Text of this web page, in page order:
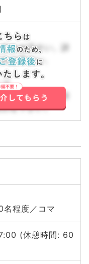
わせ下さい。詳
せ下さい。
ブ
わせ下さい。詳
わせ下さい。
程度／コマ
(休憩時間: 60